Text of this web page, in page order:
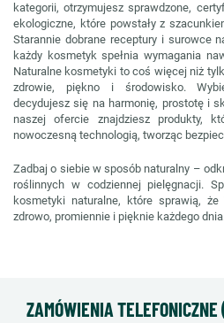
kategorii, otrzymujesz sprawdzone,
ekologiczne, które powstały z
Starannie dobrane receptury i surowce
każdy kosmetyk spełnia wymagania
Naturalne kosmetyki to coś więcej niż
zdrowie, piękno i środowisko.
decydujesz się na harmonię, prostotę i
naszej ofercie znajdziesz produkty,
nowoczesną technologią, tworząc
Zadbaj o siebie w sposób naturalny –
roślinnych w codziennej pielęgnacji.
kosmetyki naturalne, które sprawią,
zdrowo, promiennie i pięknie każdego
ZAMÓWIENIA